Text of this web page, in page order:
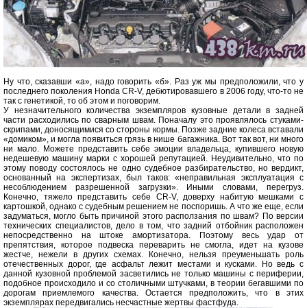
Ну что, сказавши «а», надо говорить «б». Раз уж мы предположили, что у
последнего поколения Honda CR-V, дебютировавшего в 2006 году, что-то не
так с генетикой, то об этом и поговорим.
У незначительного количества экземпляров кузовные детали в задней
части расходились по сварным швам. Поначалу это проявлялось стуками-
скрипами, доносящимися со стороны кормы. Позже задние колеса вставали
«домиком», и могла появиться грязь в нише багажника. Вот так вот, ни много
ни мало. Можете представить себе эмоции владельца, купившего новую
недешевую машину марки с хорошей репутацией. Неудивительно, что по
этому поводу состоялось не одно судебное разбирательство, но вердикт,
основанный на экспертизах, был таков: «неправильная эксплуатация с
несоблюдением разрешенной загрузки». Иными словами, перегруз.
Конечно, тяжело представить себе CR-V, доверху набитую мешками с
картошкой, однако с судебным решением не поспоришь. А что же еще, если
задуматься, могло быть причиной этого расползания по швам? По версии
технических специалистов, дело в том, что задний отбойник расположен
непосредственно на штоке амортизатора. Поэтому весь удар от
препятствия, которое подвеска переварить не смогла, идет на кузове
жестче, нежели в других схемах. Конечно, нельзя преуменьшать роль
отечественных дорог, где асфальт лежит местами и кусками. Но ведь с
данной кузовной проблемой засветились не только машины с периферии,
подобное происходило и со столичными штучками, в теории бегавшими по
дорогам приемлемого качества. Остается предположить, что в этих
экземплярах передвигались несчастные жертвы фастфуда.